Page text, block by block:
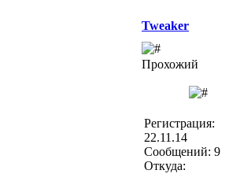
Tweaker
Прохожий
Регистрация:
22.11.14
Сообщений: 9
Откуда: